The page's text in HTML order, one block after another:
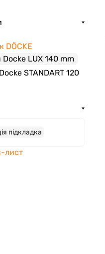
DÖCKE
LUX 140 mm
STANDART 120
підкладка
лист